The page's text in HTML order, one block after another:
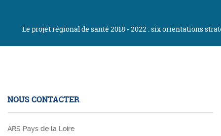
Le projet régional de santé 2018 - 2022 : six orientations
NOUS CONTACTER
ARS Pays de la Loire